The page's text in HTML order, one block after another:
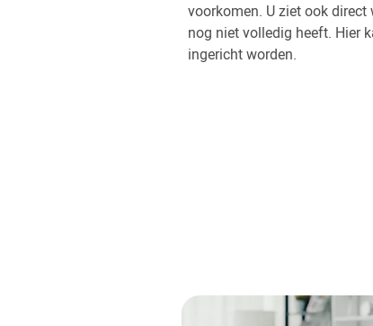
voorkomen. U ziet ook direct
nog niet volledig heeft. Hier
ingericht worden.